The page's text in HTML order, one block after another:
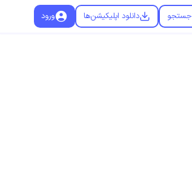
جستجو دانلود اپلیکیشن‌ها ورود